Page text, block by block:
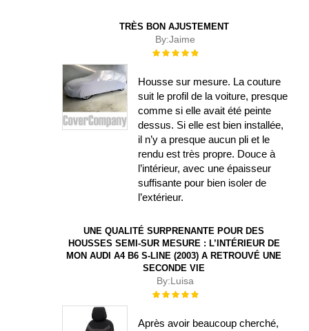
TRÈS BON AJUSTEMENT
By:Jaime
Évaluation :
Housse sur mesure. La couture
suit le profil de la voiture, presque
comme si elle avait été peinte
dessus. Si elle est bien installée,
il n’y a presque aucun pli et le
rendu est très propre. Douce à
l’intérieur, avec une épaisseur
suffisante pour bien isoler de
l’extérieur.
UNE QUALITÉ SURPRENANTE POUR DES
HOUSSES SEMI-SUR MESURE : L’INTÉRIEUR DE
MON AUDI A4 B6 S-LINE (2003) A RETROUVÉ UNE
SECONDE VIE
By:Luisa
Évaluation :
Après avoir beaucoup cherché,